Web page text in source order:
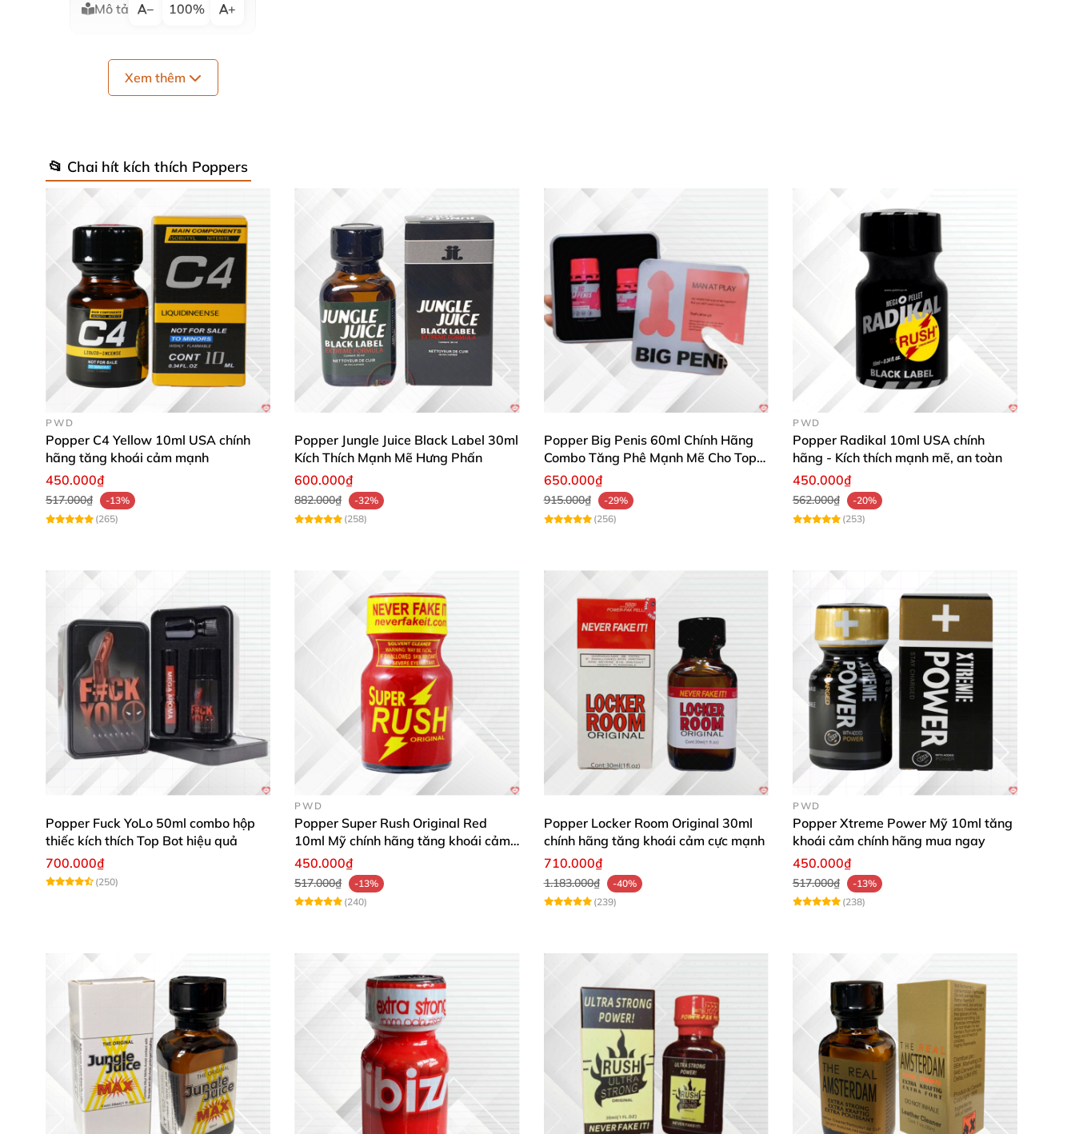
Mô tả − 100% +
Xem thêm
📂 Chai hít kích thích Poppers
PWD
Popper C4 Yellow 10ml USA chính
hãng tăng khoái cảm mạnh
450.000₫
517.000₫
-13%
(265)
Popper Jungle Juice Black Label 30ml
Kích Thích Mạnh Mẽ Hưng Phấn
600.000₫
882.000₫
-32%
(258)
Popper Big Penis 60ml Chính Hãng
Combo Tăng Phê Mạnh Mẽ Cho Top
Bot
650.000₫
915.000₫
-29%
(256)
PWD
Popper Radikal 10ml USA chính
hãng - Kích thích mạnh mẽ, an toàn
450.000₫
562.000₫
-20%
(253)
Popper Fuck YoLo 50ml combo hộp
thiếc kích thích Top Bot hiệu quả
700.000₫
(250)
PWD
Popper Super Rush Original Red
10ml Mỹ chính hãng tăng khoái cảm
cực mạnh
450.000₫
517.000₫
-13%
(240)
Popper Locker Room Original 30ml
chính hãng tăng khoái cảm cực mạnh
710.000₫
1.183.000₫
-40%
(239)
PWD
Popper Xtreme Power Mỹ 10ml tăng
khoái cảm chính hãng mua ngay
450.000₫
517.000₫
-13%
(238)